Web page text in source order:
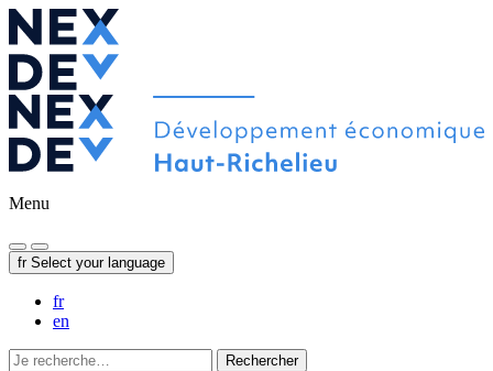
Menu
fr Select your language
fr
en
Rechercher